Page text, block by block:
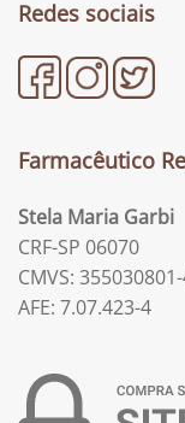
Redes sociais
Farmacêutico
Stela Maria Garbi
CRF-SP 06070
CMVS:
AFE: 7.07.423-4